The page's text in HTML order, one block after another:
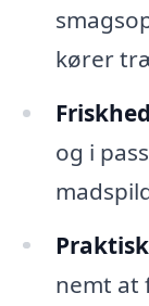
kører
og i
nemt at